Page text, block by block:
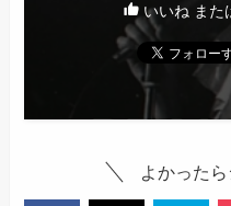
いいね また
よかったら